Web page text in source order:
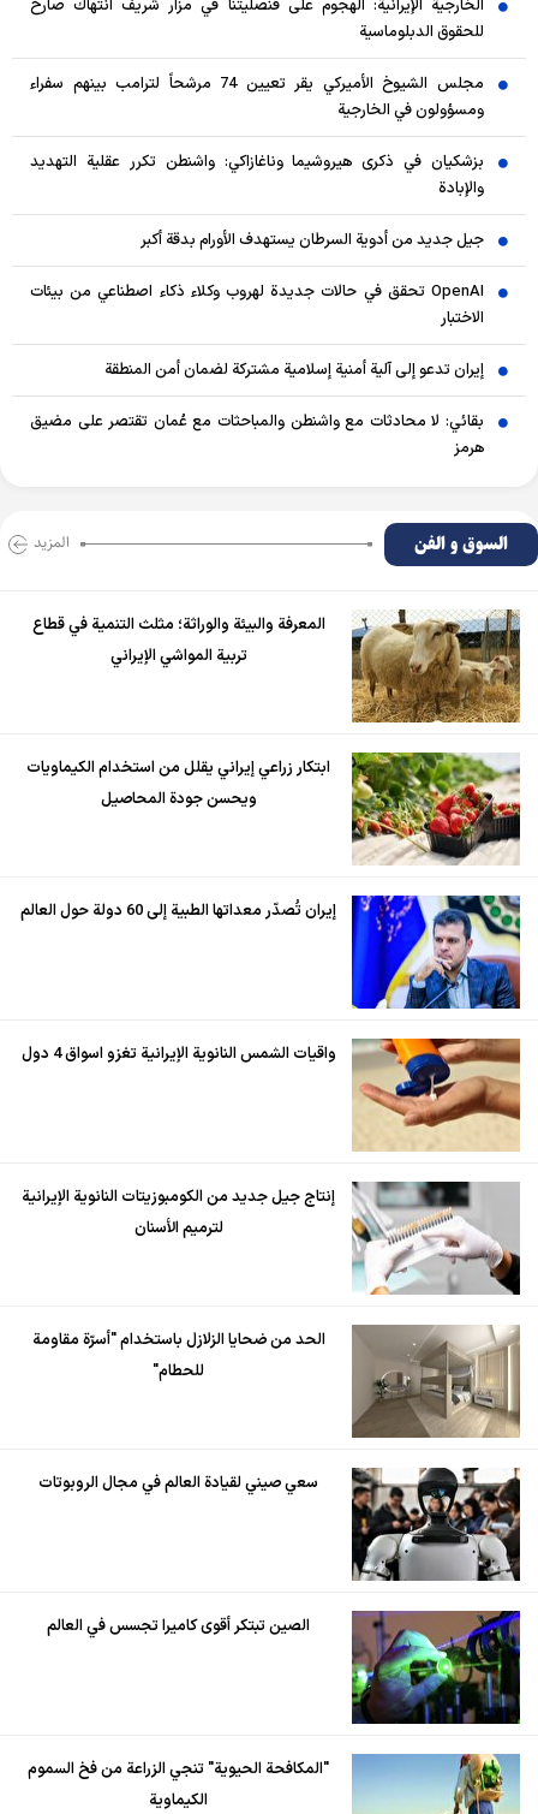
الخارجية الإيرانية: الهجوم على قنصليتنا في مزار شريف انتهاك صارخ
للحقوق الدبلوماسية
مجلس الشيوخ الأميركي يقر تعيين 74 مرشحاً لترامب بينهم سفراء
ومسؤولون في الخارجية
بزشكيان في ذكرى هيروشيما وناغازاكي: واشنطن تكرر عقلية التهديد
والإبادة
جيل جديد من أدوية السرطان يستهدف الأورام بدقة أكبر
OpenAI تحقق في حالات جديدة لهروب وكلاء ذكاء اصطناعي من بيئات
الاختبار
إيران تدعو إلى آلية أمنية إسلامية مشتركة لضمان أمن المنطقة
بقائي: لا محادثات مع واشنطن والمباحثات مع عُمان تقتصر على مضيق
هرمز
السوق و الفن المزید
المعرفة والبيئة والوراثة؛ مثلث التنمية في قطاع
تربية المواشي الإيراني
ابتكار زراعي إيراني يقلل من استخدام الكيماويات
ويحسن جودة المحاصيل
إيران تُصدّر معداتها الطبية إلى 60 دولة حول العالم
واقيات الشمس النانوية الإيرانية تغزو اسواق 4 دول
إنتاج جيل جديد من الكومبوزيتات النانوية الإيرانية
لترميم الأسنان
الحد من ضحايا الزلازل باستخدام "أسرّة مقاومة
للحطام"
سعي صيني لقيادة العالم في مجال الروبوتات
الصين تبتكر أقوى كاميرا تجسس في العالم
"المكافحة الحيوية" تنجي الزراعة من فخ السموم
الكيماوية